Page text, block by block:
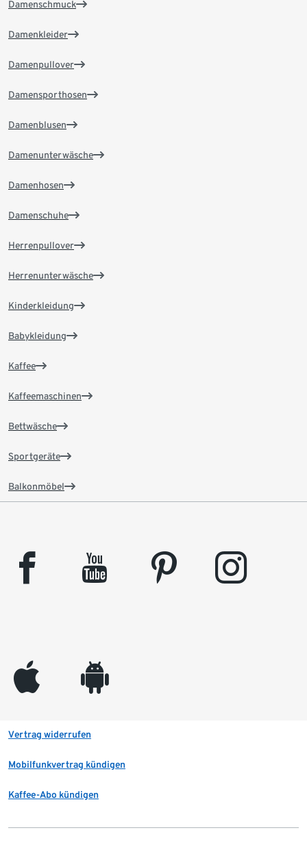
Damenschmuck
Damenkleider
Damenpullover
Damensporthosen
Damenblusen
Damenunterwäsche
Damenhosen
Damenschuhe
Herrenpullover
Herrenunterwäsche
Kinderkleidung
Babykleidung
Kaffee
Kaffeemaschinen
Bettwäsche
Sportgeräte
Balkonmöbel
facebook youtube pinterest instagram
appleinc android
Vertrag widerrufen
Mobilfunkvertrag kündigen
Kaffee-Abo kündigen